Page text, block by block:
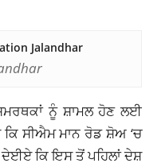
ਨੂੰ ਸ਼ਾਮਲ ਹੋਣ ਲਈ
ਸੀਐਮ ਮਾਨ ਰੋਡ ਸ਼ੋਅ ‘ਚ
ਕਿ ਇਸ ਤੋਂ ਪਹਿਲਾਂ ਦੇਸ਼